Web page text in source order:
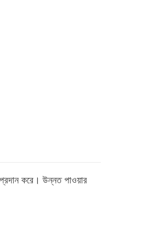
প্রদান করে। উন্নত পাওয়ার